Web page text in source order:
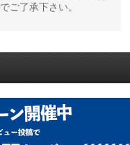
ご了承下さい。